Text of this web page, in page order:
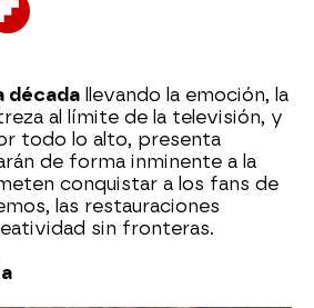
Flipboard
década llevando la emoción, la
al límite de la televisión, y
todo lo alto, presenta
de forma inminente a la
conquistar a los fans de
las restauraciones
sin fronteras.